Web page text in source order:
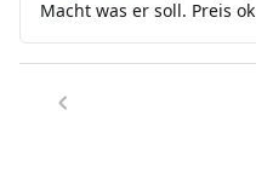
Macht was er soll. Preis ok